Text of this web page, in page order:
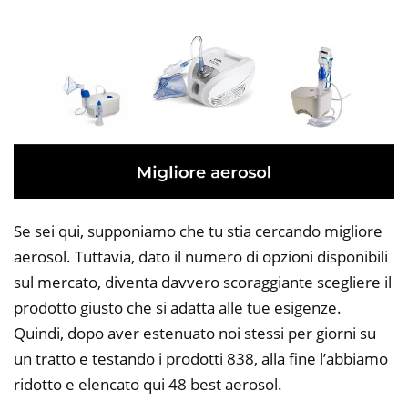
Se sei qui, supponiamo che tu stia cercando migliore
aerosol. Tuttavia, dato il numero di opzioni disponibili
sul mercato, diventa davvero scoraggiante scegliere il
prodotto giusto che si adatta alle tue esigenze.
Quindi, dopo aver estenuato noi stessi per giorni su
un tratto e testando i prodotti 838, alla fine l’abbiamo
ridotto e elencato qui 48 best aerosol.